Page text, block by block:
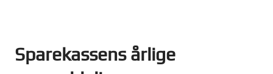
Sparekassens årlige